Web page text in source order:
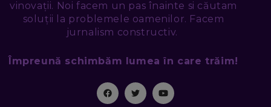
SEAMA CĂ CINEVA ÎNCEARCĂ SĂ TE MANIPULEZE, ONLINE.
CE-AM ÎNVĂȚAT DIN EPISODUL GEORGESCU
EP. 46
MIHAI CEPOI, JOBFUL: SCHIMBĂM MODUL ÎN CARE APLICI
vinovații. Noi facem un pas înainte si căutam
soluții la problemele oamenilor. Facem
jurnalism constructiv.
Împreună schimbăm lumea în care trăim!